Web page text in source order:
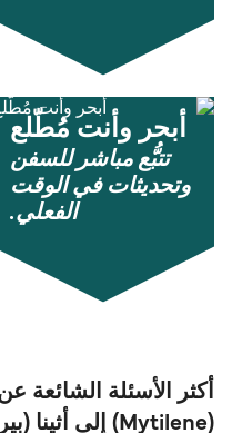
أبحر وأنت مُطّلع
تتبُّع مباشر للسفن
وتحديثات في الوقت
الفعلي.
أكثر الأسئلة الشائعة
(Mytilene) إلى أثينا (بيرايوس)